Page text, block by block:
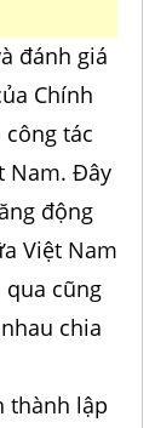
đánh giá
Chính
tác
Nam. Đây
động
Việt Nam
cũng
chia
thành lập